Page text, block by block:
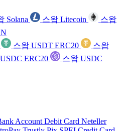
Solana 스왑 Litecoin
스왑
스왑 USDT ERC20
스왑
ERC20
스왑 USDC
Account Debit Card Neteller